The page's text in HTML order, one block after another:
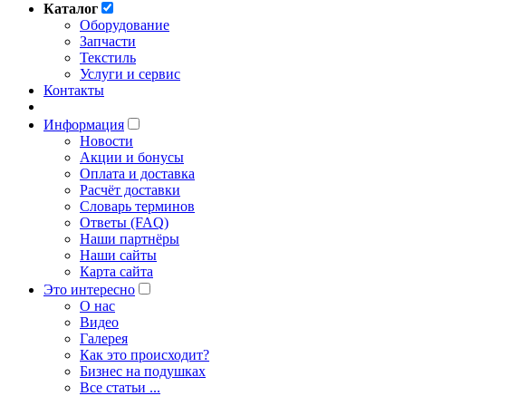
Каталог
Оборудование
Запчасти
Текстиль
Услуги и сервис
Контакты
Информация
Новости
Акции и бонусы
Оплата и доставка
Расчёт доставки
Словарь терминов
Ответы (FAQ)
Наши партнёры
Наши сайты
Карта сайта
Это интересно
O нас
Видео
Галерея
Как это происходит?
Бизнес на подушках
Все статьи ...